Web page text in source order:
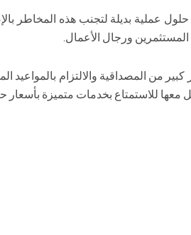
حلول عملية بديلة لتجنب هذه المخاطر
المستثمرين ورجال الأعمال.
كبير من المصداقية والالتزام
للاستمتاع بخدمات متميزة بأسعار